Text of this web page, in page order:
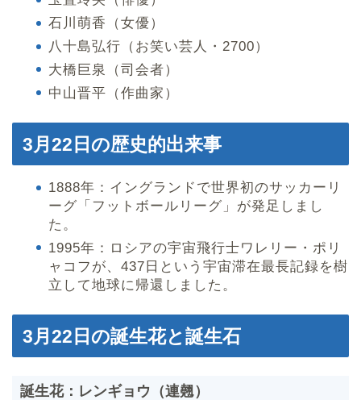
石川萌香（女優）
八十島弘行（お笑い芸人・2700）
大橋巨泉（司会者）
中山晋平（作曲家）
3月22日の歴史的出来事
1888年：イングランドで世界初のサッカーリ
ーグ「フットボールリーグ」が発足しまし
た。
1995年：ロシアの宇宙飛行士ワレリー・ポリ
ャコフが、437日という宇宙滞在最長記録を樹
立して地球に帰還しました。
3月22日の誕生花と誕生石
誕生花：レンギョウ（連翹）